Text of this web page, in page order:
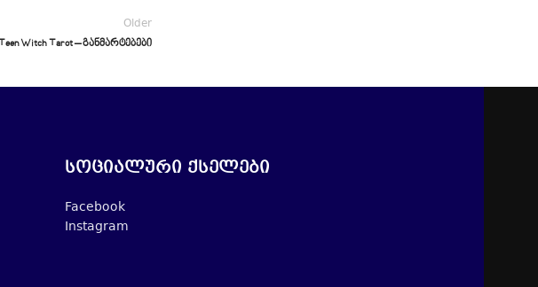
Older
Teen Witch Tarot – განმარტებები
სოციალური ქსელები
Facebook
Instagram